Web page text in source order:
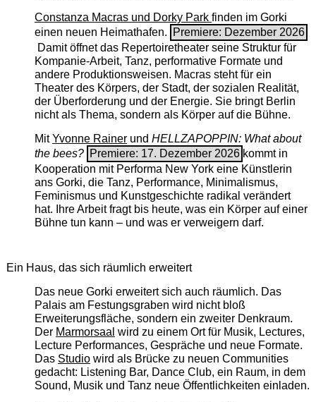
Constanza Macras und Dorky Park finden im Gorki
einen neuen Heimathafen.
Premiere: Dezember 2026
Damit öffnet das Repertoiretheater seine Struktur für
Kompanie-Arbeit, Tanz, performative Formate und
andere Produktionsweisen. Macras steht für ein
Theater des Körpers, der Stadt, der sozialen Realität,
der Überforderung und der Energie. Sie bringt Berlin
nicht als Thema, sondern als Körper auf die Bühne.
MitYvonne Rainerund HELLZAPOPPIN: What about
the bees? Premiere: 17. Dezember 2026 kommt in
Kooperation mit Performa New York eine Künstlerin
ans Gorki, die Tanz, Performance, Minimalismus,
Feminismus und Kunstgeschichte radikal verändert
hat. Ihre Arbeit fragt bis heute, was ein Körper auf einer
Bühne tun kann – und was er verweigern darf.
Ein Haus, das sich räumlich erweitert
Das neue Gorki erweitert sich auch räumlich. Das
Palais am Festungsgraben wird nicht bloß
Erweiterungsfläche, sondern ein zweiter Denkraum.
Der Marmorsaal wird zu einem Ort für Musik, Lectures,
Lecture Performances, Gespräche und neue Formate.
Das Studiowird als Brücke zu neuen Communities
gedacht: Listening Bar, Dance Club, ein Raum, in dem
Sound, Musik und Tanz neue Öffentlichkeiten einladen.